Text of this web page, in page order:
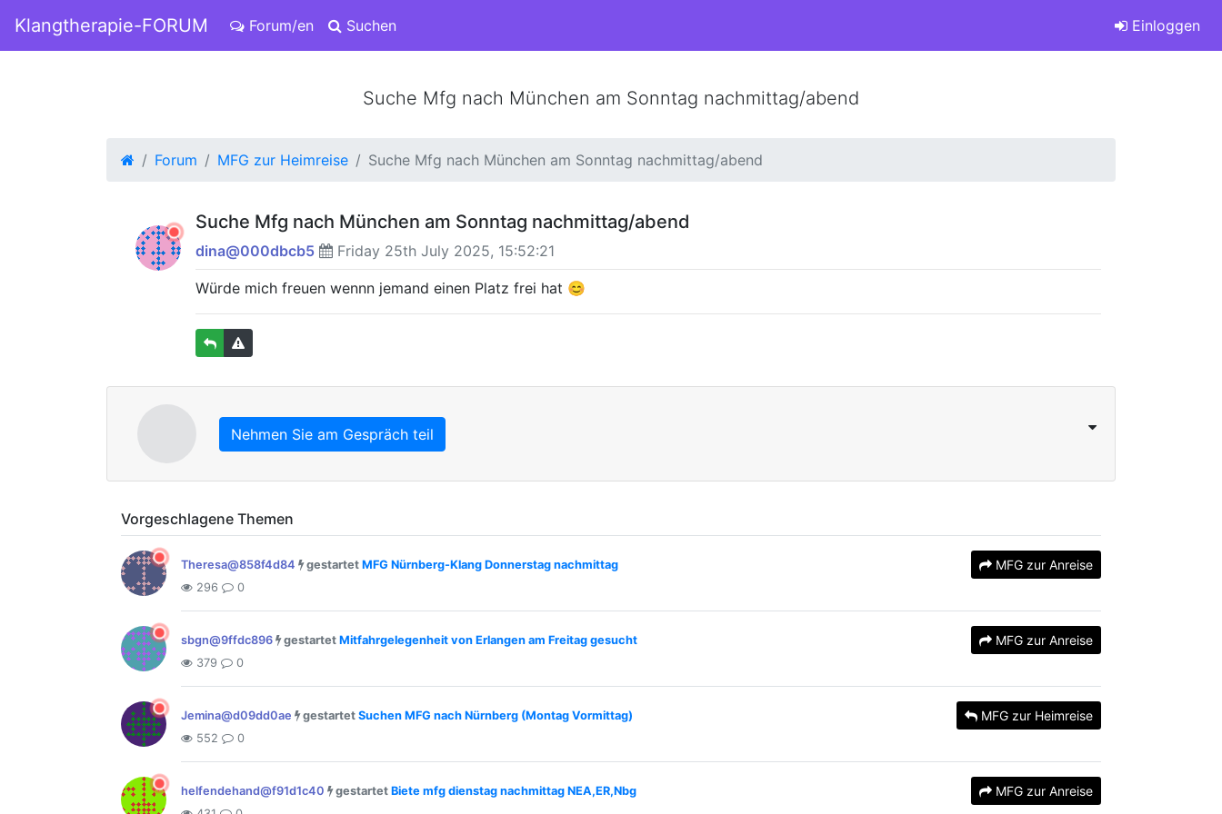
Klangtherapie-FORUM Forum/en Suchen Einloggen
Suche Mfg nach München am Sonntag nachmittag/abend
Forum MFG zur Heimreise Suche Mfg nach München am Sonntag nachmittag/abend
Suche Mfg nach München am Sonntag nachmittag/abend
dina@000dbcb5 Friday 25th July 2025, 15:52:21
Würde mich freuen wennn jemand einen Platz frei hat 😊
Nehmen Sie am Gespräch teil
Vorgeschlagene Themen
Theresa@858f4d84 gestartet MFG Nürnberg-Klang Donnerstag nachmittag MFG zur Anreise
296 0
sbgn@9ffdc896 gestartet Mitfahrgelegenheit von Erlangen am Freitag gesucht MFG zur Anreise
379 0
Jemina@d09dd0ae gestartet Suchen MFG nach Nürnberg (Montag Vormittag) MFG zur Heimreise
552 0
helfendehand@f91d1c40 gestartet Biete mfg dienstag nachmittag NEA,ER,Nbg MFG zur Anreise